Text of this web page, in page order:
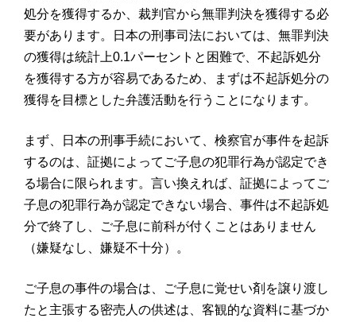
処分を獲得するか、裁判官から無罪判決を獲得する必
要があります。日本の刑事司法においては、無罪判決
の獲得は統計上0.1パーセントと困難で、不起訴処分
を獲得する方が容易であるため、まずは不起訴処分の
獲得を目標とした弁護活動を行うことになります。
まず、日本の刑事手続において、検察官が事件を起訴
するのは、証拠によってご子息の犯罪行為が認定でき
る場合に限られます。言い換えれば、証拠によってご
子息の犯罪行為が認定できない場合、事件は不起訴処
分で終了し、ご子息に前科が付くことはありません
（嫌疑なし、嫌疑不十分）。
ご子息の事件の場合は、ご子息に覚せい剤を譲り渡し
たと主張する密売人の供述は、客観的な資料に基づか